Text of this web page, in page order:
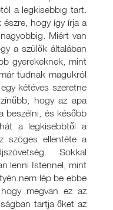
a legkisebbig tart.
hogy így írja a
Miért van
a szülők általában
gyerekeknek, mint
tudnak magukról
kétéves szeretne
hogy az apa
beszélni, és később
a legkisebbtől a
szöges ellentéte a
Sokkal
lenni Istennel, mint
nem lép be ebbe
megvan ez az
tartja őket az